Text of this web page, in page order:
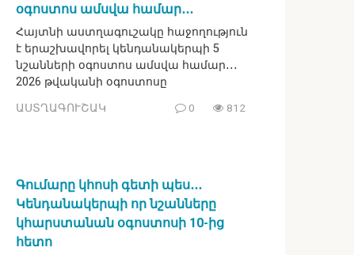
օգոստոս ամսվա համար․․․
Հայտնի աստղագուշակը հաջողություն
է երաշխավորել կենդանակերպի 5
նշանների օգոստոս ամսվա համար․․․
2026 թվականի օգոստոսը
ԱՍՏՂԱԳՈՒՇԱԿ 0 812
Գումարը կհոսի գետի պես․․․
Կենդանակերպի որ նշանները
կհարստանան օգոստոսի 10-ից
հետո